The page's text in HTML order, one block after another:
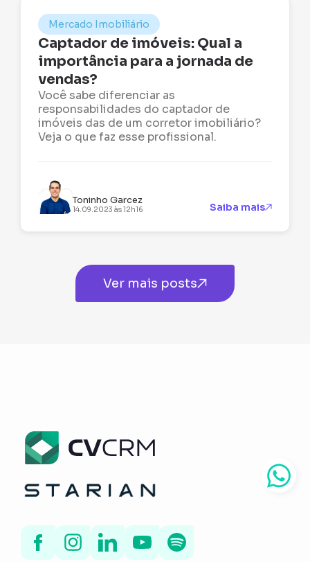
Mercado Imobiliário
Captador de imóveis: Qual a
importância para a jornada de
vendas?
Você sabe diferenciar as
responsabilidades do captador de
imóveis das de um corretor imobiliário?
Veja o que faz esse profissional.
Toninho Garcez
14.09.2023 às 12h16 Saiba mais
Ver mais posts